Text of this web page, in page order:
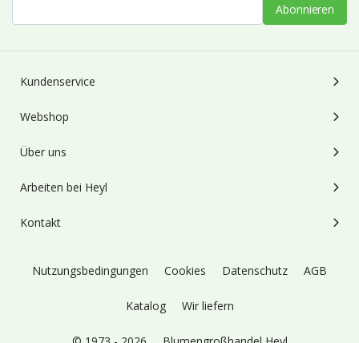
Abonnieren
Kundenservice
Webshop
Über uns
Arbeiten bei Heyl
Kontakt
Nutzungsbedingungen Cookies Datenschutz AGB
Katalog Wir liefern